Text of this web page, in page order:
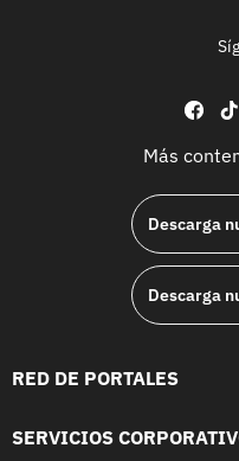
Más
Descarga
Descarga
RED DE PORTALES
SERVICIOS